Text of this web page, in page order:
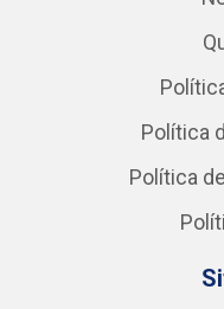
Política
Política